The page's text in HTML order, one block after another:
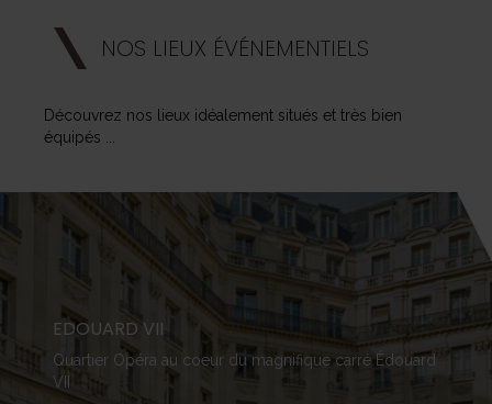
NOS LIEUX ÉVÉNEMENTIELS
Découvrez nos lieux idéalement situés et très bien
équipés
EDOUARD VII
Quartier Opéra au coeur du magnifique carré Édouard
VII